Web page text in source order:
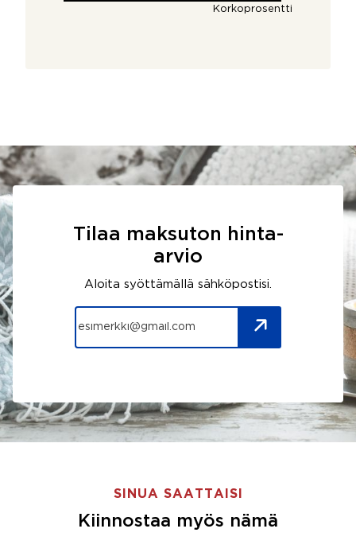
Korkoprosentti
Tilaa maksuton hinta-
arvio
Aloita syöttämällä sähköpostisi.
SINUA SAATTAISI
Kiinnostaa myös nämä